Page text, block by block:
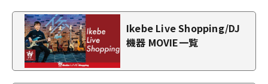
Ikebe Live Shopping/DJ
機器 MOVIE一覧